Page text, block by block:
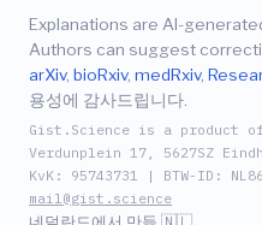
Explanations are AI-
Authors can suggest
arXiv, bioRxiv, medRxiv,
용성에 감사드립니다.
Gist.Science is a product
Verdunplein 17, 5627SZ
KvK: 95743731 | BTW-ID:
mail@gist.science